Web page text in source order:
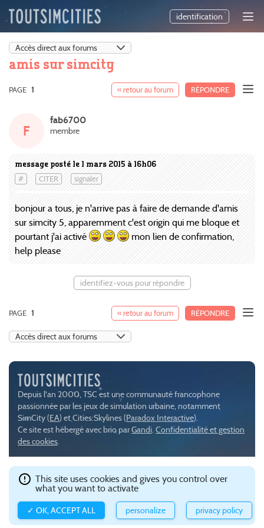
identification
amis sur simcity
« retour au forum RÉPONDRE
PAGE 1
message posté le 1 mars 2015 à 16h06
# CITER signaler
F
fab6700
membre
bonjour a tous, je n'arrive pas à faire de demande d'amis
sur simcity 5, apparemment c'est origin qui me bloque et
pourtant j'ai activé
mon lien de confirmation,
help please
identifiez-vous pour répondre
« retour au forum RÉPONDRE
PAGE 1
Depuis l'an 2000, TSC est une communauté francophone
passionnée par les jeux de simulation urbaine, notamment
SimCity (EA) et Cities:Skylines (Paradox Interactive).
Ce site est hébergé avec brio parGandi. Confidentialité et gestion
des cookies.
This site uses cookies and gives you control over
what you want to activate
✓ OK, ACCEPT ALL personalize privacy policy